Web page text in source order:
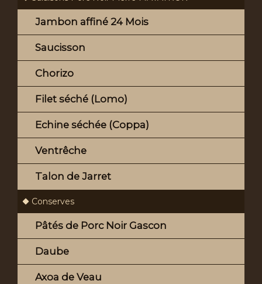
Jambon affiné 24 Mois
Saucisson
Chorizo
Filet séché (Lomo)
Echine séchée (Coppa)
Ventrêche
Talon de Jarret
Conserves
Pâtés de Porc Noir Gascon
Daube
Axoa de Veau